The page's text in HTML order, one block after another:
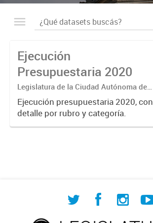
Ejecución
Presupuestaria 2020
Legislatura de la Ciudad Autónoma de
Buenos Aires
Ejecución presupuestaria 2020, con
detalle por rubro y categoría.